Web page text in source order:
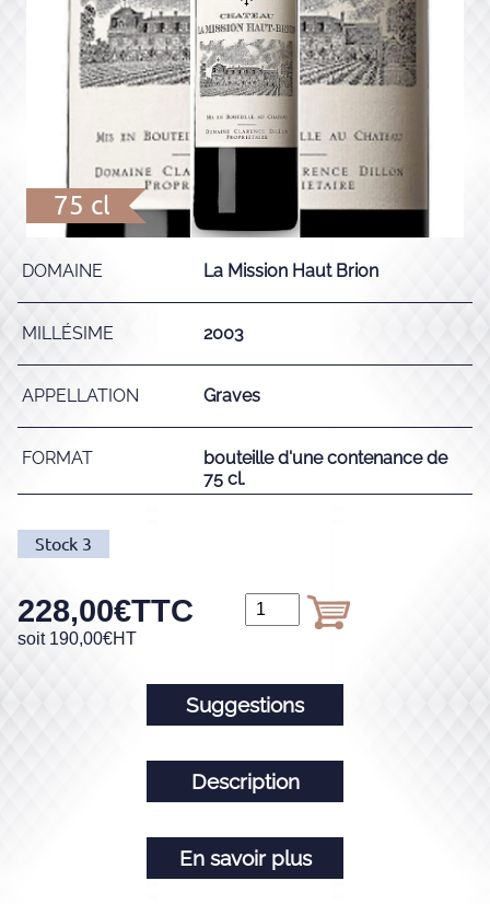
75 cl
DOMAINE La Mission Haut Brion
MILLÉSIME 2003
APPELLATION Graves
FORMAT
bouteille d'une contenance de
75 cl.
Stock 3
228,00€TTC
soit 190,00€HT
Suggestions
Description
En savoir plus